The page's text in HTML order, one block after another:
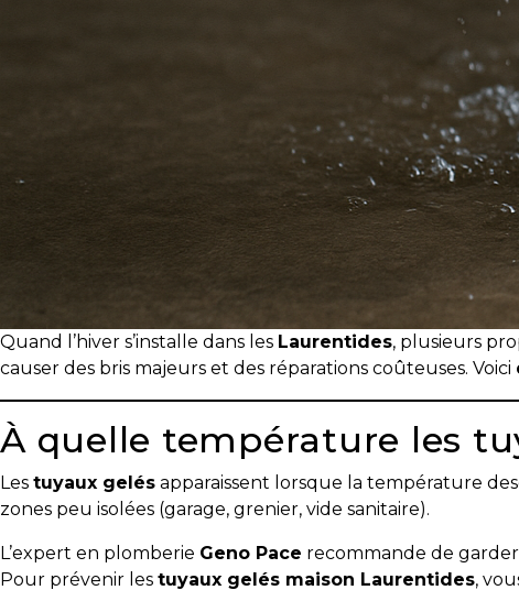
Devenir
propriétaire
:
UNE
EXCELLENTE
DÉCISION
!
Frais
de
Quand l’hiver s’installe dans les Laurentides, plusieurs
causer des bris majeurs et des réparations coûteuses. Voici
À quelle température les
Les tuyaux gelés apparaissent lorsque la température
zones peu isolées (garage, grenier, vide sanitaire).
L’expert en plomberie Geno Pace recommande de
Pour prévenir les tuyaux gelés maison Laurentides,